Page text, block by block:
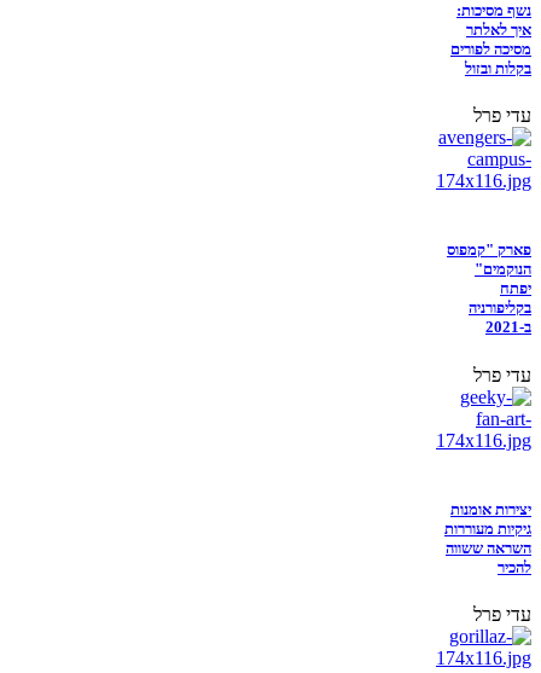
נשף מסיכות:
איך לאלתר
מסיכה לפורים
בקלות ובזול
עדי פרל
פארק "קמפוס
הנוקמים"
יפתח
בקליפורניה
ב-2021
עדי פרל
יצירות אומנות
גיקיות מעוררות
השראה ששווה
להכיר
עדי פרל